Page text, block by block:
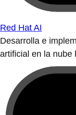
Red Hat AI
Desarrolla e
artificial en la nube